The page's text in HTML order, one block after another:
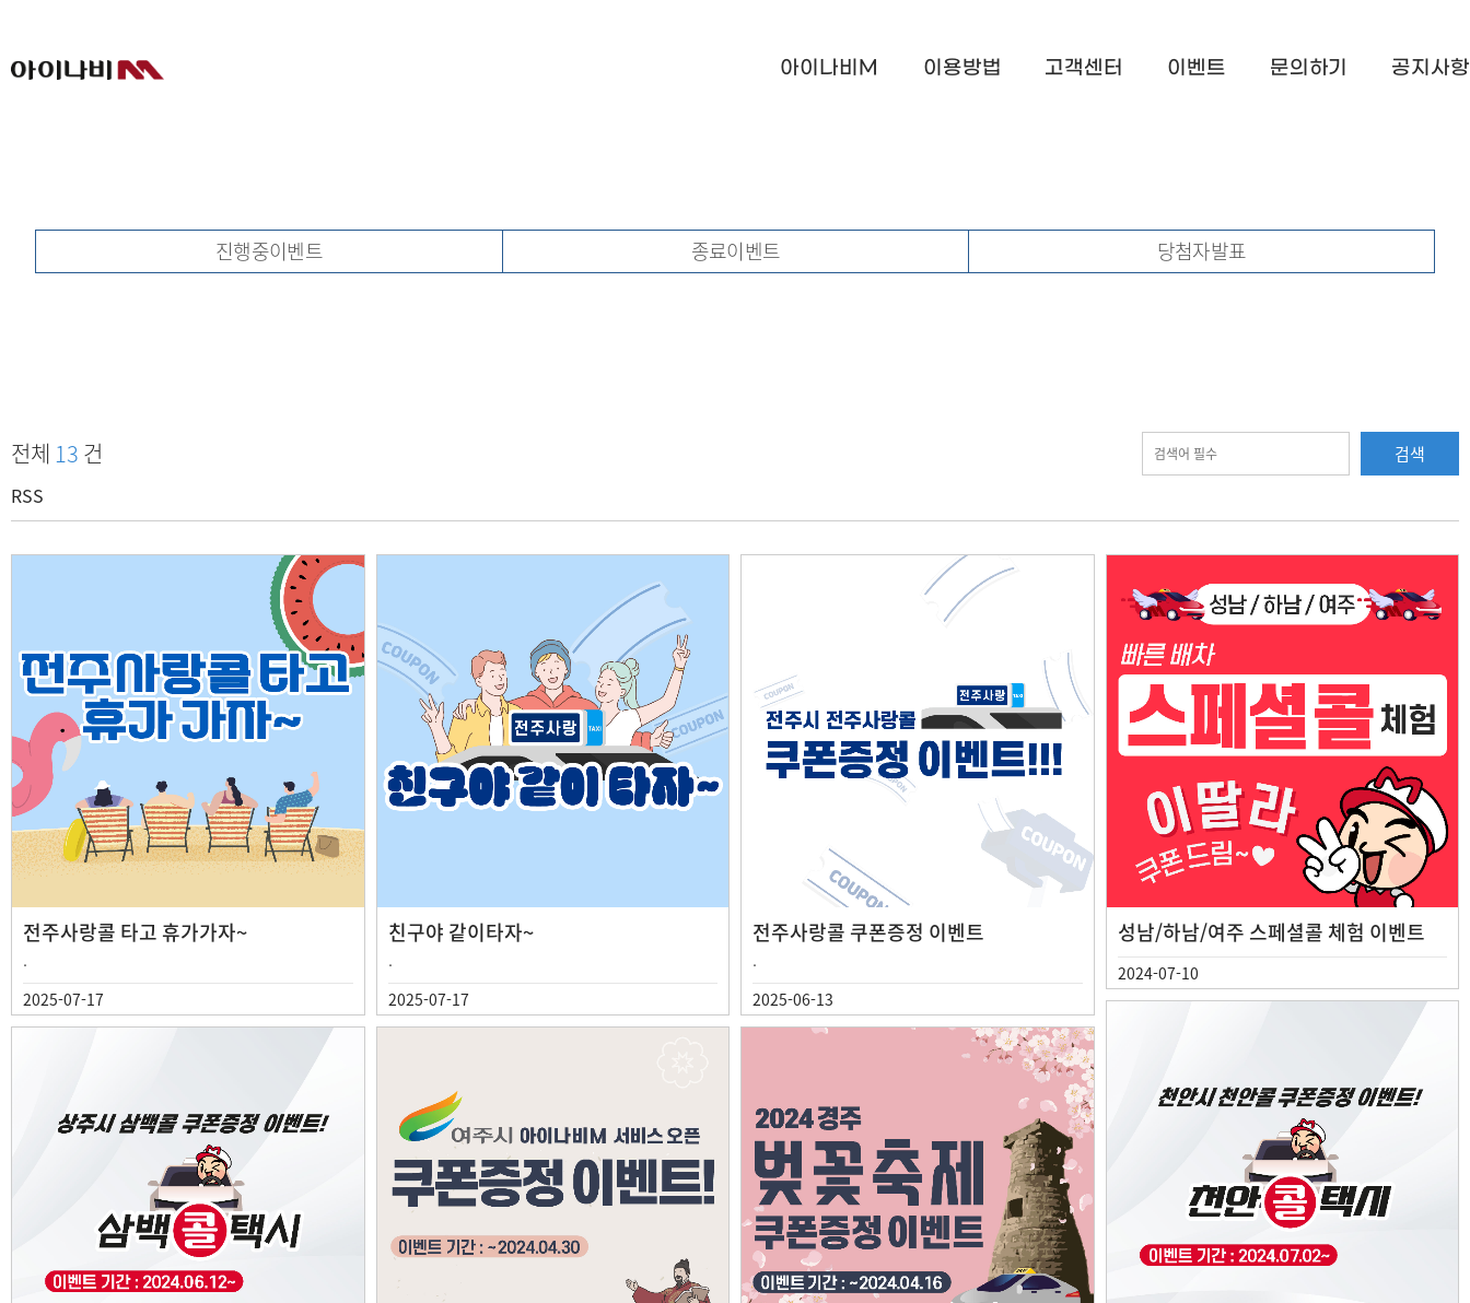
아이나비M 이용방법 고객센터 이벤트 문의하기 공지사항
진행중이벤트 종료이벤트 당첨자발표
검색
전체 13 건
RSS
전주사랑콜 타고 휴가가자~
.
2025-07-17
친구야 같이타자~
.
2025-07-17
전주사랑콜 쿠폰증정 이벤트
.
2025-06-13
성남/하남/여주 스페셜콜 체험 이벤트
2024-07-10